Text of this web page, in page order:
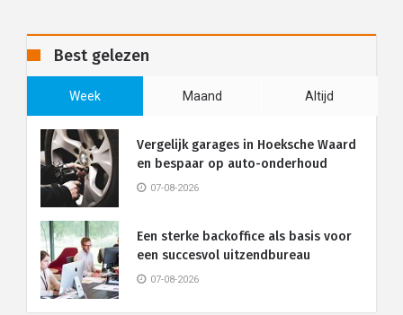
Best gelezen
Week Maand Altijd
Vergelijk garages in Hoeksche Waard
en bespaar op auto-onderhoud
07-08-2026
Een sterke backoffice als basis voor
een succesvol uitzendbureau
07-08-2026